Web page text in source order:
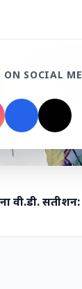
वी.डी.
ON SOCIAL